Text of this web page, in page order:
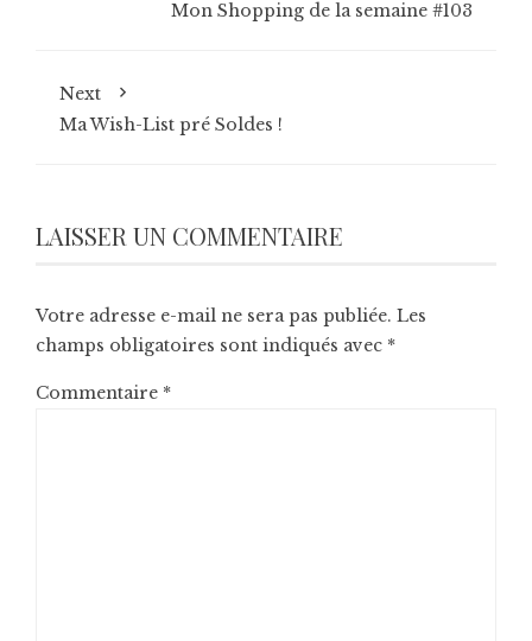
Mon Shopping de la semaine #103
Next
Ma Wish-List pré Soldes !
LAISSER UN COMMENTAIRE
Votre adresse e-mail ne sera pas publiée. Les
champs obligatoires sont indiqués avec *
Commentaire *